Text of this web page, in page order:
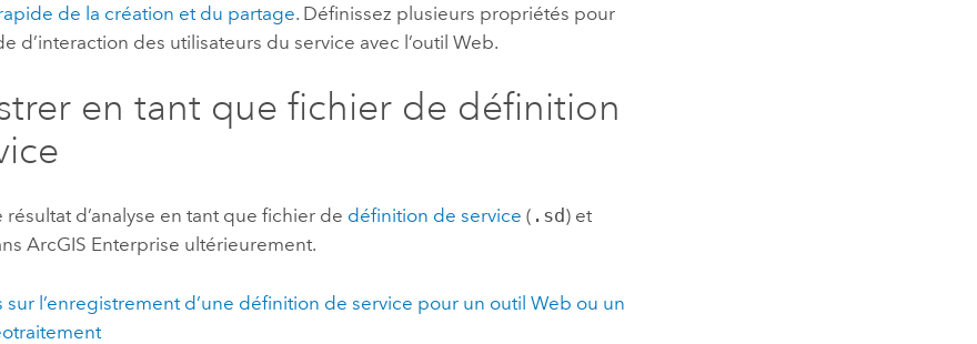
de la création et du partage. Définissez plusieurs propriétés pour
d’interaction des utilisateurs du service avec l’outil Web.
en tant que fichier de définition
résultat d’analyse en tant que fichier de définition de service ( .sd ) et
ArcGIS Enterprise ultérieurement.
sur l’enregistrement d’une définition de service pour un outil Web ou un